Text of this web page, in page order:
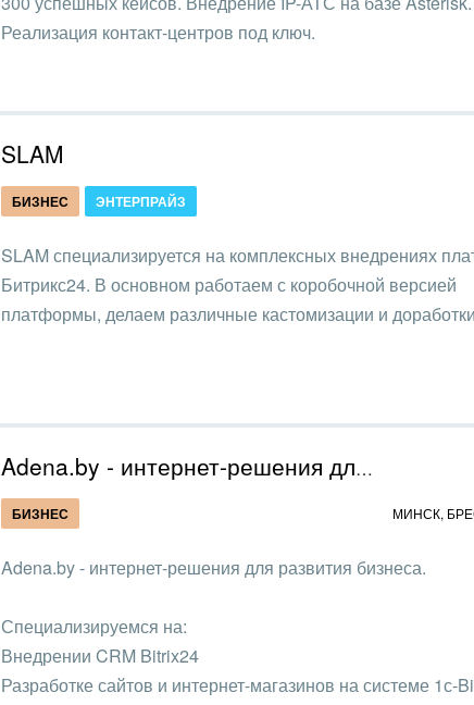
Реализация контакт-центров под ключ.
SLAM
БИЗНЕС ЭНТЕРПРАЙЗ
SLAM специализируется на комплексных внедрениях
Битрикс24. В основном работаем с коробочной версией
платформы, делаем различные кастомизации и
Adena.by - интернет-решения для развития бизнеса
БИЗНЕС МИНСК,
Adena.by - интернет-решения для развития бизнеса.
Специализируемся на:
Внедрении CRM Bitrix24
Разработке сайтов и интернет-магазинов на системе 1с-